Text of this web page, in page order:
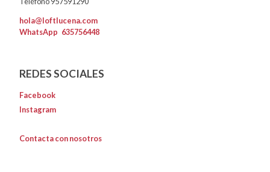
hola@loftlucena.com
WhatsApp 635756448
REDES SOCIALES
Facebook
Instagram
Contacta con nosotros